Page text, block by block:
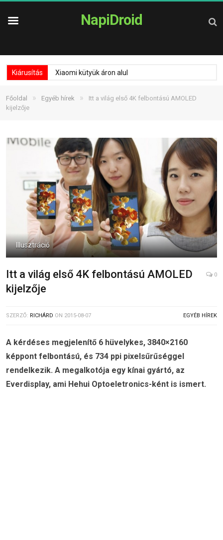
NapiDroid
Kiárusítás Xiaomi kütyük áron alul
Főoldal » Egyéb hírek »
Itt a világ első 4K felbontású AMOLED
kijelzője
Illusztráció
Itt a világ első 4K felbontású AMOLED
kijelzője
0
SZERZŐ: RICHÁRD ON 2015-08-07 EGYÉB HÍREK
A kérdéses megjelenítő 6 hüvelykes, 3840×2160
képpont felbontású, és 734 ppi pixelsűrűséggel
rendelkezik. A megalkotója egy kínai gyártó, az
Everdisplay, ami Hehui Optoeletronics-ként is ismert.